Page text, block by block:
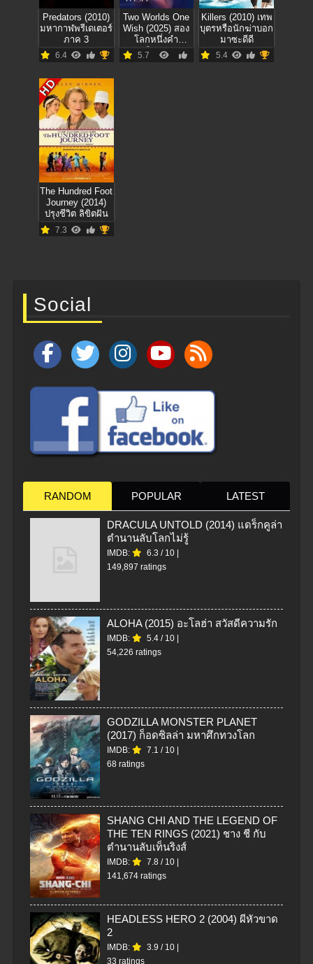
Predators (2010)
มหากาฬพรีเดเตอร์
ภาค 3
6.4
Two Worlds One
Wish (2025) สอง
โลกหนึ่งคำ
อธิษฐาน
5.7
Killers (2010) เทพ
บุตรหรือนักฆ่าบอก
มาซะดีดี
5.4
HD
The Hundred Foot
Journey (2014)
ปรุงชีวิต ลิขิตฝัน
7.3
Social
RANDOM POPULAR LATEST
DRACULA UNTOLD (2014) แดร็กคูล่า
ตำนานลับโลกไม่รู้
IMDB: 6.3 / 10
149,897 ratings
ALOHA (2015) อะโลฮ่า สวัสดีความรัก
IMDB: 5.4 / 10
54,226 ratings
GODZILLA MONSTER PLANET
(2017) ก็อดซิลล่า มหาศึกทวงโลก
IMDB: 7.1 / 10
68 ratings
SHANG CHI AND THE LEGEND OF
THE TEN RINGS (2021) ชาง ชี กับ
ตำนานลับเท็นริงส์
IMDB: 7.8 / 10
141,674 ratings
HEADLESS HERO 2 (2004) ผีหัวขาด
2
IMDB: 3.9 / 10
33 ratings